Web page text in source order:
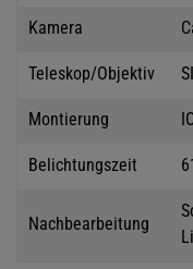
Kamera
Teleskop/Objektiv
Montierung
Belichtungszeit
Nachbearbeitung